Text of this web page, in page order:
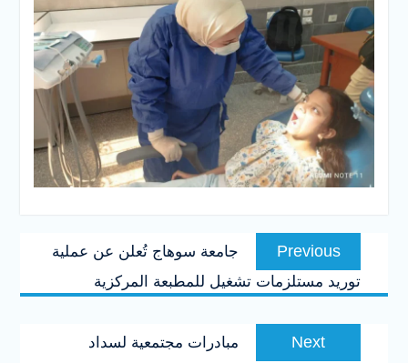
تصفّح
المقالاتPrevious
Previous
post:
جامعة سوهاج تُعلن عن عملية
توريد مستلزمات تشغيل للمطبعة المركزية
Next
Next
post:
مبادرات مجتمعية لسداد